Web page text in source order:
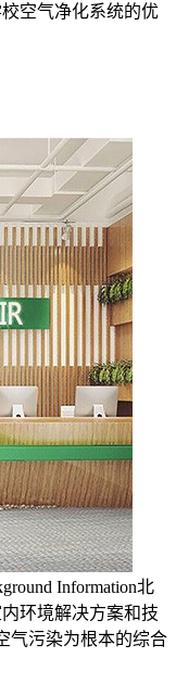
空气净化系统的优
Information北
环境解决方案和技
气污染为根本的综合